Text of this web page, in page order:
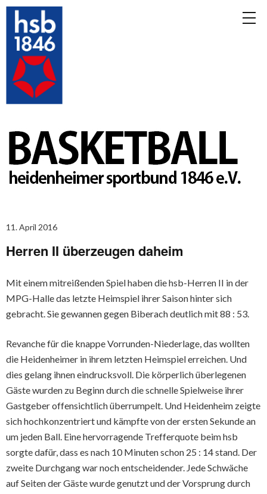
11. April 2016
Herren II überzeugen daheim
Mit einem mitreißenden Spiel haben die hsb-Herren II in der
MPG-Halle das letzte Heimspiel ihrer Saison hinter sich
gebracht. Sie gewannen gegen Biberach deutlich mit 88 : 53.
Revanche für die knappe Vorrunden-Niederlage, das wollten
die Heidenheimer in ihrem letzten Heimspiel erreichen. Und
dies gelang ihnen eindrucksvoll. Die körperlich überlegenen
Gäste wurden zu Beginn durch die schnelle Spielweise ihrer
Gastgeber offensichtlich überrumpelt. Und Heidenheim zeigte
sich hochkonzentriert und kämpfte von der ersten Sekunde an
um jeden Ball. Eine hervorragende Trefferquote beim hsb
sorgte dafür, dass es nach 10 Minuten schon 25 : 14 stand. Der
zweite Durchgang war noch entscheidender. Jede Schwäche
auf Seiten der Gäste wurde genutzt und der Vorsprung durch